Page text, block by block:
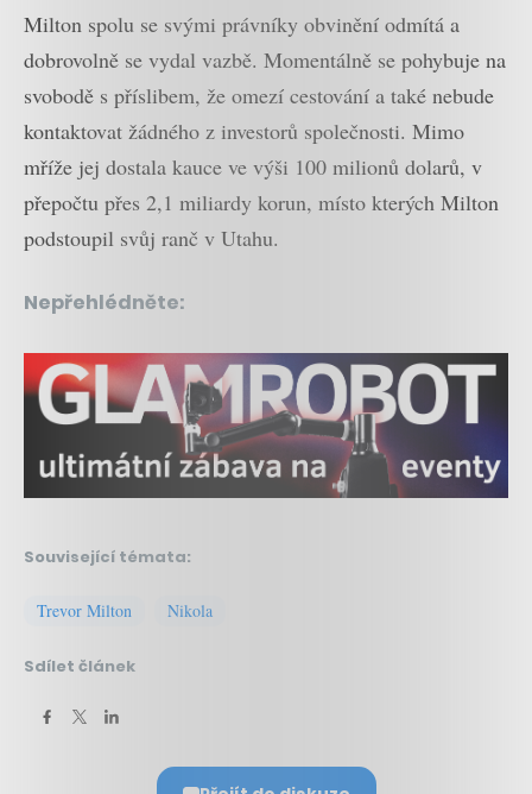
Milton spolu se svými právníky obvinění odmítá a
dobrovolně se vydal vazbě. Momentálně se pohybuje na
svobodě s příslibem, že omezí cestování a také nebude
kontaktovat žádného z investorů společnosti. Mimo
mříže jej dostala kauce ve výši 100 milionů dolarů, v
přepočtu přes 2,1 miliardy korun, místo kterých Milton
podstoupil svůj ranč v Utahu.
Nepřehlédněte:
Související témata:
Trevor Milton Nikola
Sdílet článek